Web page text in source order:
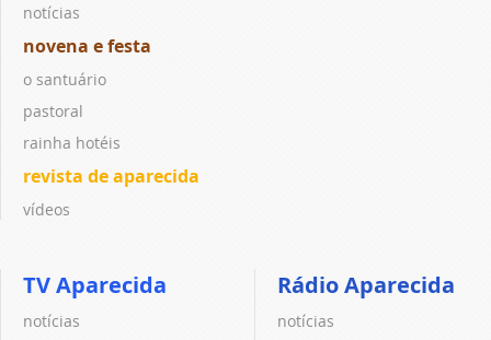
notícias
novena e festa
o santuário
pastoral
rainha hotéis
revista de aparecida
vídeos
TV Aparecida
notícias
Rádio Aparecida
notícias